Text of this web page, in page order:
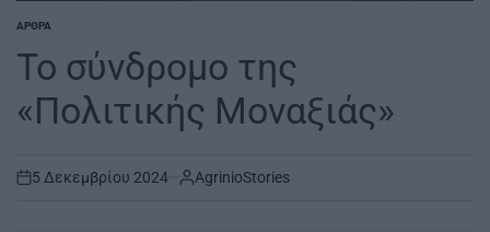
POSTED
ΆΡΘΡΑ
Το σύνδρομο της
«Πολιτικής Μοναξιάς»
on
5 Δεκεμβρίου 2024 AgrinioStories